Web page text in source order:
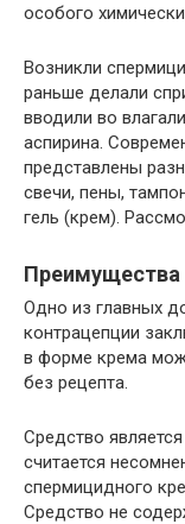
особого
Возникли
раньше делали
вводили во
аспирина.
представлены
свечи, пены,
гель (крем).
Преимущества
Одно из главных
контрацепции
в форме крема
без рецепта.
Средство
считается
спермицидного
Средство не